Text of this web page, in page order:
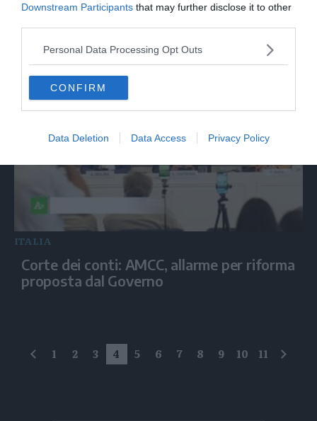
Downstream Participants that may further disclose it to other
Personal Data Processing Opt Outs
CONFIRM
Data Deletion Data Access Privacy Policy
A Sofia naziskin tentano assalto a hotel
con giovani ebrei italiani
ITALIA
Corte dei conti: AMCC, allarme per riforma
proposta dal Governo
precedente
1 2 3 4 5 6 7 8 9 10 11